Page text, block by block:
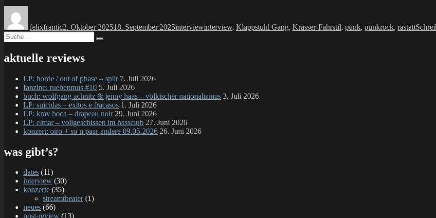
felixfrantic2. Oktober 202518. September 2025interviewinterview, Klappstuhl Gang, Krasser-Fahrstil, punk, punkrock, rastatt
Suche
nach:
aktuelle reviews
LP: horde / out of phase – split 7. Juli 2026
fanzine: ruebenmus #10 5. Juli 2026
buch: wolfgang achnitz & jenny haas – völkischer nationalismus 3. Juli 2026
LP: suicidas – exitos e fracasos 1. Juli 2026
LP: krav boca – drapeau noir 29. Juni 2026
LP: elmar – vollgeschissen im hassclub 27. Juni 2026
konzert: oiro + so n paar andere 09.05.2026 26. Juni 2026
was gibt’s?
dates (11)
interview (30)
konzerte (35)
streamtheater(1)
neues (66)
post-review (13)